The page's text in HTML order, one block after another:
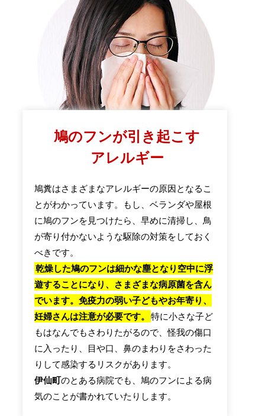
鳩のフンが引き起こす
アレルギー
鳩糞はさまざまなアレルギーの原因となるこ
とがわかっています。もし、ベランダや屋根
に鳩のフンを見つけたら、早めに清掃し、鳥
が寄り付かないような駆除の対策をしておく
べきです。
乾燥した鳩のフンは細かな塵となり空中に浮
遊することになり、さまざまな病原菌を含ん
でいます。免疫力の弱い子どもやお年寄り、
妊婦さんは注意が必要です。
特に小さな子ど
もはなんでもさわりたがるので、怪我の傷口
に入ったり、目や口、鼻のまわりをさわった
りして感染するリスクがあります。
伊仙町のとある病院でも、鳩のフンによる病
気のことが書かれていたりします。